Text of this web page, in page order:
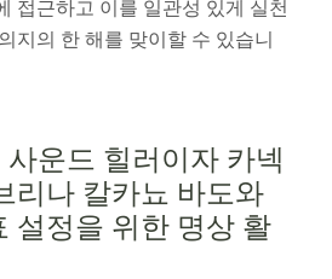
접근하고 이를 일관성 있게 실천
지의 한 해를 맞이할 수 있습니
운드 힐러이자 카넥
리나 칼카뇨 바도와
설정을 위한 명상 활